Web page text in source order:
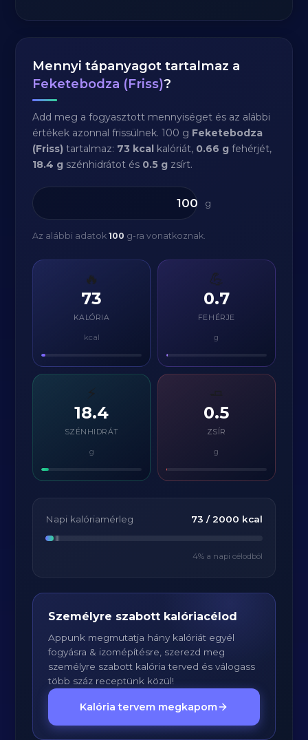
Mennyi tápanyagot tartalmaz a
Feketebodza (Friss)?
Add meg a fogyasztott mennyiséget és az alábbi
értékek azonnal frissülnek. 100 g Feketebodza
(Friss) tartalmaz: 73 kcal kalóriát, 0.66 g fehérjét,
18.4 g szénhidrátot és 0.5 g zsírt.
g
Az alábbi adatok100 g-ra vonatkoznak.
🔥
73
KALÓRIA
kcal
💪
0.7
FEHÉRJE
g
⚡
18.4
SZÉNHIDRÁT
g
0.5
ZSÍR
g
Napi kalóriamérleg 73 / 2000 kcal
4% a napi célodból
Személyre szabott kalóriacélod
Appunk megmutatja hány kalóriát egyél
fogyásra & izomépítésre, szerezd meg
személyre szabott kalória terved és válogass
több száz receptünk közül!
Kalória tervem megkapom